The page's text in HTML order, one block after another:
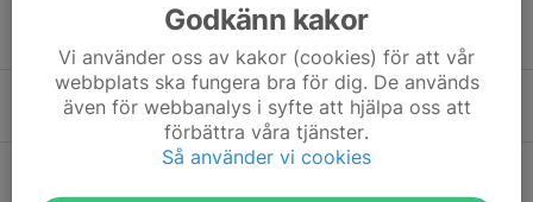
Bo Sterner Ruuth
Elias Vallin
Godkänn kakor
Vi använder oss av kakor (cookies) för att vår
webbplats ska fungera bra för dig. De används
även för webbanalys i syfte att hjälpa oss att
förbättra våra tjänster.
Så använder vi cookies